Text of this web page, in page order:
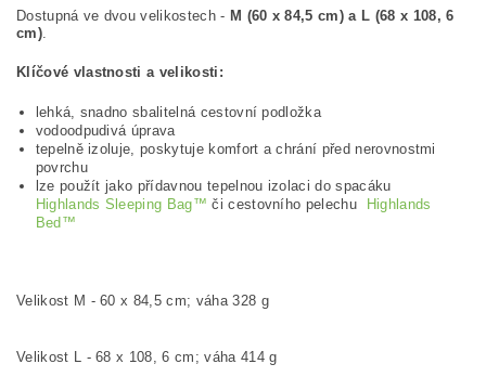
Dostupná ve dvou velikostech - M (60 x 84,5 cm) a L (68 x 108, 6
cm).
Klíčové vlastnosti a velikosti:
lehká, snadno sbalitelná cestovní podložka
vodoodpudivá úprava
tepelně izoluje, poskytuje komfort a chrání před nerovnostmi
povrchu
lze použít jako přídavnou tepelnou izolaci do spacáku
Highlands Sleeping Bag™ či cestovního pelechu
Highlands
Bed™
Velikost M - 60 x 84,5 cm; váha 328 g
Velikost L - 68 x 108, 6 cm; váha 414 g